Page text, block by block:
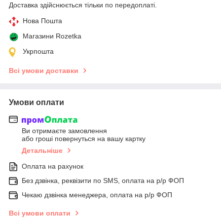
Доставка здійснюється тільки по передоплаті.
Нова Пошта
Магазини Rozetka
Укрпошта
Всі умови доставки
Умови оплати
Ви отримаєте замовлення
або гроші повернуться на вашу картку
Детальніше
Оплата на рахунок
Без дзвінка, реквізити по SMS, оплата на р/р ФОП
Чекаю дзвінка менеджера, оплата на р/р ФОП
Всі умови оплати